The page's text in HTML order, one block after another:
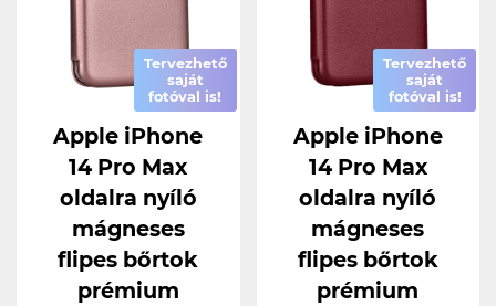
Tervezhető
saját
fotóval is!
Apple iPhone
14 Pro Max
oldalra nyíló
mágneses
flipes bőrtok
prémium
Tervezhető
saját
fotóval is!
Apple iPhone
14 Pro Max
oldalra nyíló
mágneses
flipes bőrtok
prémium